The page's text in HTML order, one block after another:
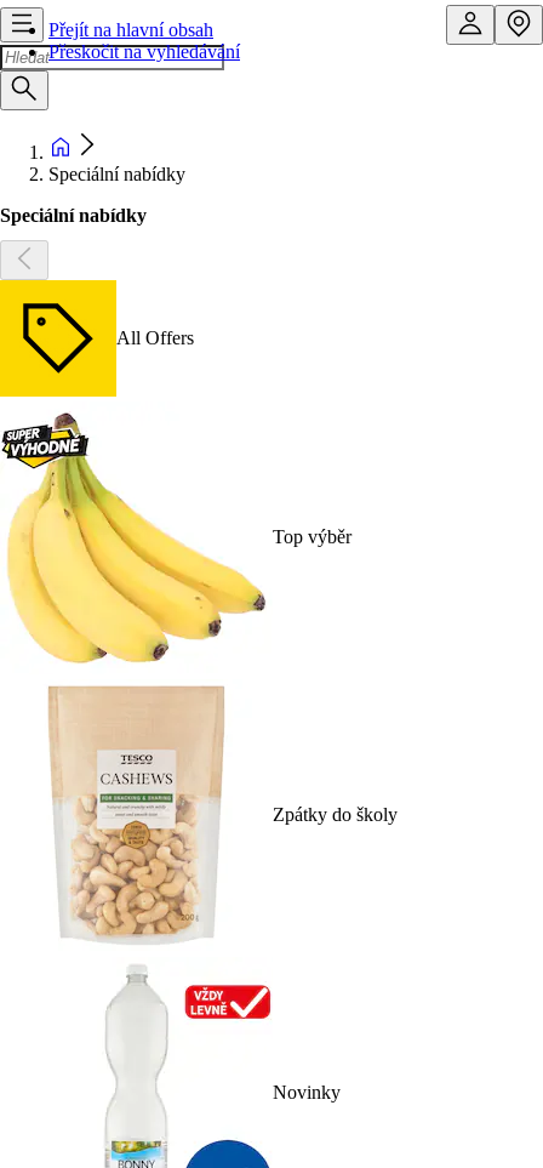
Přejít na hlavní obsah
Přeskočit na vyhledávání
Speciální nabídky
Speciální nabídky
All Offers
Top výběr
Zpátky do školy
Novinky